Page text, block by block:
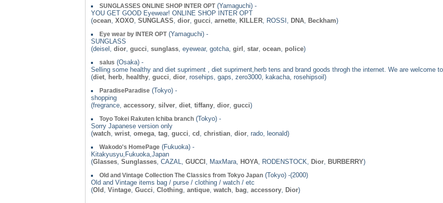
SUNGLASSES ONLINE SHOP INTER OPT(Yamaguchi) -
YOU GET GOOD Eyewear! ONLINE SHOP INTER OPT
(ocean XOXO SUNGLASS dior gucci arnette KILLER , ROSSI, DNA Beckham)
Eye wear by INTER OPT(Yamaguchi) -
SUNGLASS
(deisel, dior gucci sunglass , eyewear, gotcha, girl star ocean police)
salus (Osaka) -
Selling some healthy and diet supriment , diet supriment,herb tens and brand goods throgh the internet. We are welcome
(diet herb healthy gucci dior , rosehips, gaps, zero3000, kakacha, rosehipsoil)
ParadiseParadise (Tokyo) -
shopping
(fregrance, accessory silver diet tiffany dior gucci)
Toyo Tokei Rakuten Ichiba branch (Tokyo) -
Sorry Japanese version only
(watch wrist omega tag gucci cd christian dior , rado, leonald)
Wakodo's HomePage (Fukuoka) -
Kitakyusyu,Fukuoka,Japan
(Glasses Sunglasses , CAZAL, GUCCI , MaxMara, HOYA , RODENSTOCK, Dior BURBERRY)
Old and Vintage Collection The Classics from Tokyo Japan (Tokyo) -(2000)
Old and Vintage items bag / purse / clothing / watch / etc
(Old Vintage Gucci Clothing antique watch bag accessory Dior)